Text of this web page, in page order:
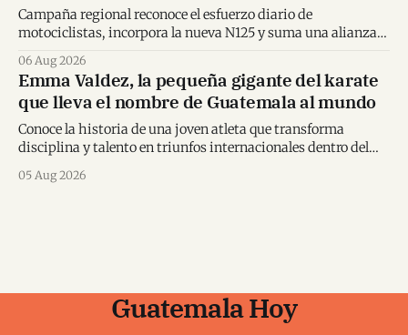
Campaña regional reconoce el esfuerzo diario de
motociclistas, incorpora la nueva N125 y suma una alianza
06 Aug 2026
Emma Valdez, la pequeña gigante del karate
que lleva el nombre de Guatemala al mundo
Conoce la historia de una joven atleta que transforma
disciplina y talento en triunfos internacionales dentro del
05 Aug 2026
Guatemala Hoy